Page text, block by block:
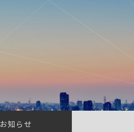
お知らせ